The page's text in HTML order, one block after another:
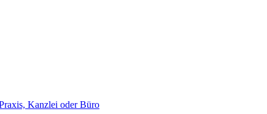
Kanzlei oder Büro